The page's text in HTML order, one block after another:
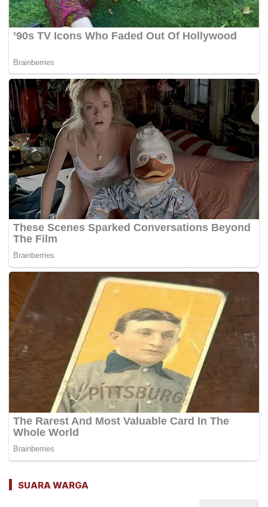
SUARA WARGA